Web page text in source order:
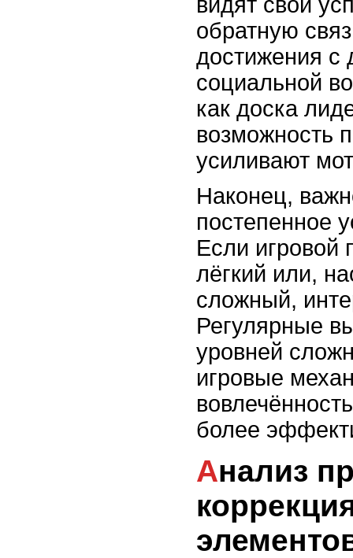
обратную
достижения с
социальной
как доска
возможность
усиливают
Наконец,
постепенное
Если игровой
лёгкий или,
сложный,
Регулярные
уровней
игровые
более
Анализ прогресса и